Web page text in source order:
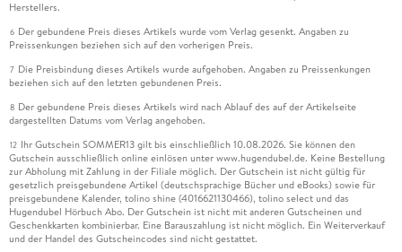
Herstellers.
6 Der gebundene Preis dieses Artikels wurde vom Verlag gesenkt. Angaben zu
Preissenkungen beziehen sich auf den vorherigen Preis.
7 Die Preisbindung dieses Artikels wurde aufgehoben. Angaben zu Preissenkungen
beziehen sich auf den letzten gebundenen Preis.
8 Der gebundene Preis dieses Artikels wird nach Ablauf des auf der Artikelseite
dargestellten Datums vom Verlag angehoben.
12 Ihr Gutschein SOMMER13 gilt bis einschließlich 10.08.2026. Sie können den
Gutschein ausschließlich online einlösen unter www.hugendubel.de. Keine Bestellung
zur Abholung mit Zahlung in der Filiale möglich. Der Gutschein ist nicht gültig für
gesetzlich preisgebundene Artikel (deutschsprachige Bücher und eBooks) sowie für
preisgebundene Kalender, tolino shine (4016621130466), tolino select und das
Hugendubel Hörbuch Abo. Der Gutschein ist nicht mit anderen Gutscheinen und
Geschenkkarten kombinierbar. Eine Barauszahlung ist nicht möglich. Ein Weiterverkauf
und der Handel des Gutscheincodes sind nicht gestattet.